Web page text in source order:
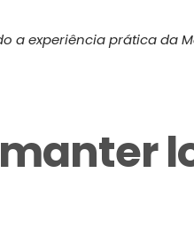
a experiência prática da